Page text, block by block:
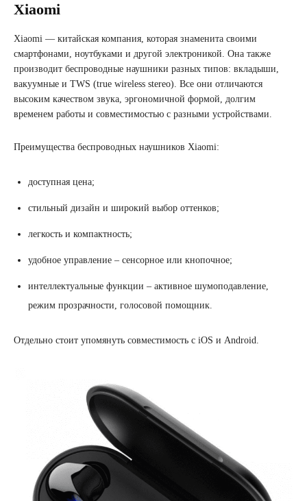
Xiaomi
Xiaomi — китайская компания, которая знаменита своими
смартфонами, ноутбуками и другой электроникой. Она также
производит беспроводные наушники разных типов: вкладыши,
вакуумные и TWS (true wireless stereo). Все они отличаются
высоким качеством звука, эргономичной формой, долгим
временем работы и совместимостью с разными устройствами.
Преимущества беспроводных наушников Xiaomi:
доступная цена;
стильный дизайн и широкий выбор оттенков;
легкость и компактность;
удобное управление – сенсорное или кнопочное;
интеллектуальные функции – активное шумоподавление,
режим прозрачности, голосовой помощник.
Отдельно стоит упомянуть совместимость с iOS и Android.